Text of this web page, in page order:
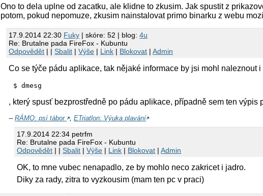
Ono to dela uplne od zacatku, ale klidne to zkusim. Jak spustit z
potom, pokud nepomuze, zkusim nainstalovat primo binarku z webu
17.9.2014 22:30 Fuky | skóre: 52 | blog:4u
Re: Brutalne pada FireFox - Kubuntu
Odpovědět | |Sbalit |Výše | Link | Blokovat |Admin
Co se týče pádu aplikace, tak nějaké informace by jsi mohl naleznout
, který spusť bezprostředně po pádu aplikace, případně sem ten výpis
--RÁMO: psí tábor ,ETriatlon: Výuka plavání
17.9.2014 22:34 petrfm
Re: Brutalne pada FireFox - Kubuntu
Odpovědět | |Sbalit |Výše | Link | Blokovat |Admin
OK, to mne vubec nenapadlo, ze by mohlo neco zakricet i jadro.
Diky za rady, zitra to vyzkousim (mam ten pc v praci)